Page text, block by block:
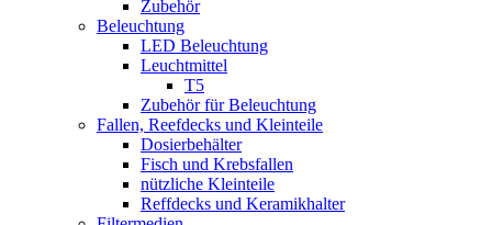
Zubehör
Beleuchtung
LED Beleuchtung
Leuchtmittel
T5
Zubehör für Beleuchtung
Fallen, Reefdecks und Kleinteile
Dosierbehälter
Fisch und Krebsfallen
nützliche Kleinteile
Reffdecks und Keramikhalter